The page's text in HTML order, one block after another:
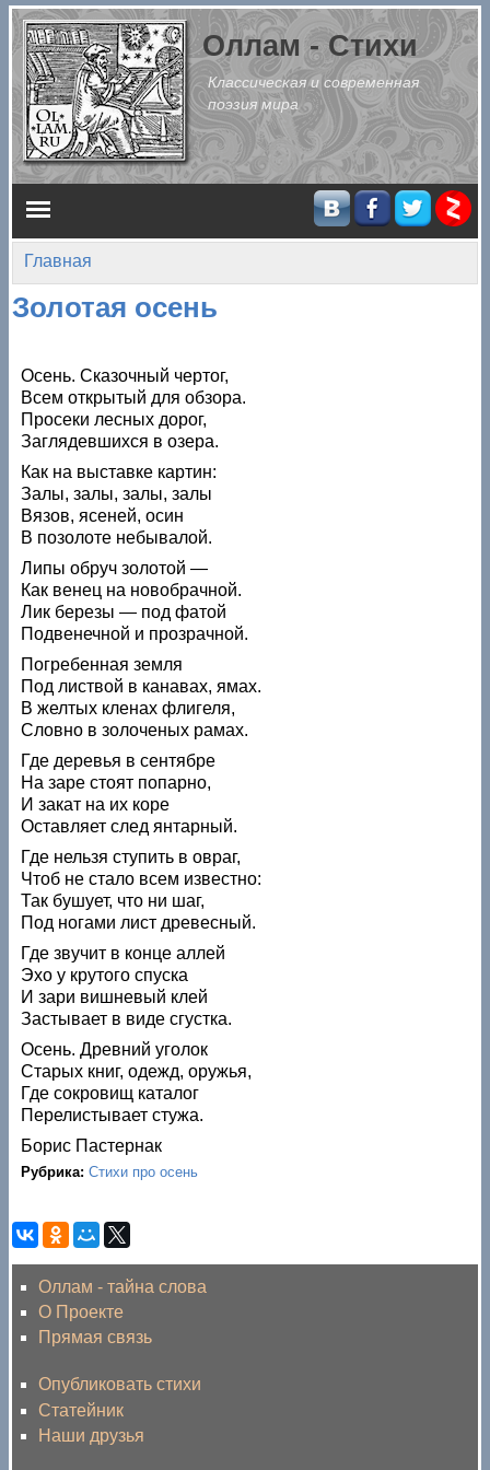
Перейти к основному содержанию
Оллам - Стихи
Классическая и современная
поэзия мира
Главное меню
Вы здесь
Главная
Золотая осень
Осень. Сказочный чертог,
Всем открытый для обзора.
Просеки лесных дорог,
Заглядевшихся в озера.
Как на выставке картин:
Залы, залы, залы, залы
Вязов, ясеней, осин
В позолоте небывалой.
Липы обруч золотой —
Как венец на новобрачной.
Лик березы — под фатой
Подвенечной и прозрачной.
Погребенная земля
Под листвой в канавах, ямах.
В желтых кленах флигеля,
Словно в золоченых рамах.
Где деревья в сентябре
На заре стоят попарно,
И закат на их коре
Оставляет след янтарный.
Где нельзя ступить в овраг,
Чтоб не стало всем известно:
Так бушует, что ни шаг,
Под ногами лист древесный.
Где звучит в конце аллей
Эхо у крутого спуска
И зари вишневый клей
Застывает в виде сгустка.
Осень. Древний уголок
Старых книг, одежд, оружья,
Где сокровищ каталог
Перелистывает стужа.
Борис Пастернак
Рубрика:Стихи про осень
Оллам - тайна слова
О Проекте
Прямая связь
Опубликовать стихи
Статейник
Наши друзья